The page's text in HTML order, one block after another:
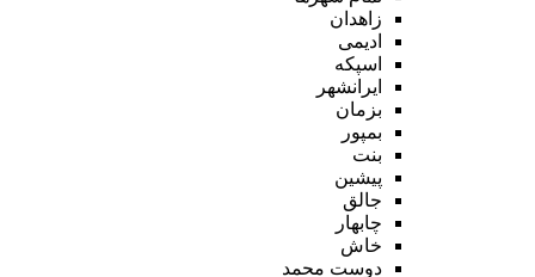
زاهدان
ادیمی
اسپکه
ایرانشهر
بزمان
بمپور
بنت
پیشین
جالق
چابهار
خاش
دوست محمد